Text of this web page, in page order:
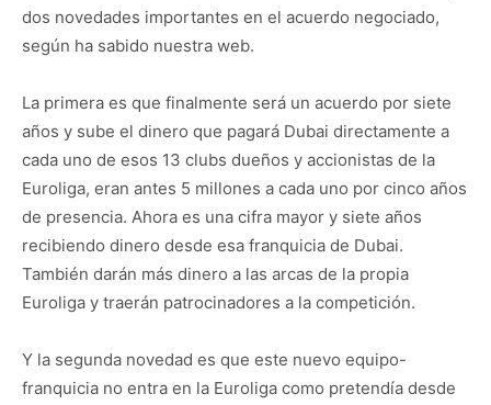
dos novedades importantes en el acuerdo negociado,
según ha sabido nuestra web.
La primera es que finalmente será un acuerdo por siete
años y sube el dinero que pagará Dubai directamente a
cada uno de esos 13 clubs dueños y accionistas de la
Euroliga, eran antes 5 millones a cada uno por cinco años
de presencia. Ahora es una cifra mayor y siete años
recibiendo dinero desde esa franquicia de Dubai.
También darán más dinero a las arcas de la propia
Euroliga y traerán patrocinadores a la competición.
Y la segunda novedad es que este nuevo equipo-
franquicia no entra en la Euroliga como pretendía desde